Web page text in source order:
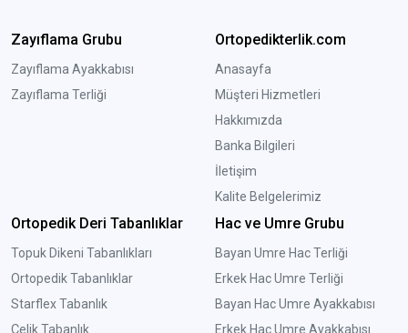
Zayıflama Grubu
Zayıflama Ayakkabısı
Zayıflama Terliği
Ortopedikterlik.com
Anasayfa
Müşteri Hizmetleri
Hakkımızda
Banka Bilgileri
İletişim
Kalite Belgelerimiz
Ortopedik Deri Tabanlıklar
Topuk Dikeni Tabanlıkları
Ortopedik Tabanlıklar
Starflex Tabanlık
Çelik Tabanlık
Hac ve Umre Grubu
Bayan Umre Hac Terliği
Erkek Hac Umre Terliği
Bayan Hac Umre Ayakkabısı
Erkek Hac Umre Ayakkabısı